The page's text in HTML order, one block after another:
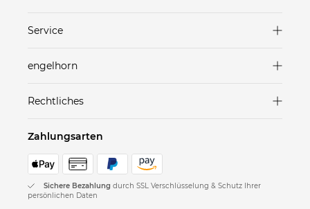
Service
Rücksendungen
FAQ
Geschenkgutscheine
Kontakt
engelhorn
Karriere
Nachhaltigkeit
engelhorn Card
Rechtliches
Datenschutz
Datenschutz Einstellungen
Impressum
Zahlungsarten
Sichere Bezahlung durch SSL Verschlüsselung & Schutz Ihrer
persönlichen Daten